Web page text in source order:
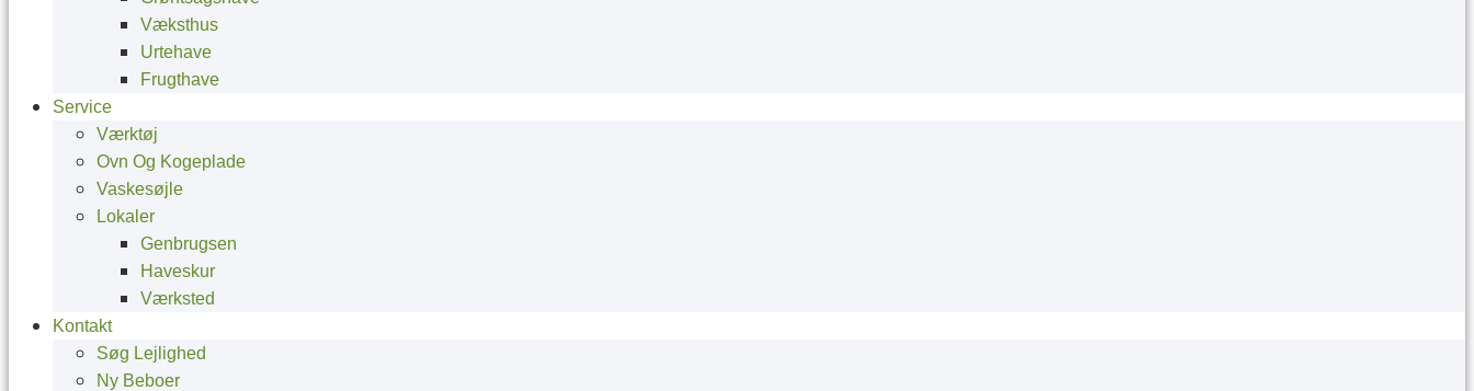
Væksthus
Urtehave
Frugthave
Service
Værktøj
Ovn Og Kogeplade
Vaskesøjle
Lokaler
Genbrugsen
Haveskur
Værksted
Kontakt
Søg Lejlighed
Ny Beboer